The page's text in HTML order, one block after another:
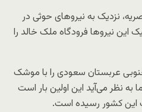
نزدیک به نیروهای حوثی در
نیروها فرودگاه ملک خالد را
عربستان سعودی را با موشک
به نظر می‌آید این اولین بار است
این کشور رسیده است.